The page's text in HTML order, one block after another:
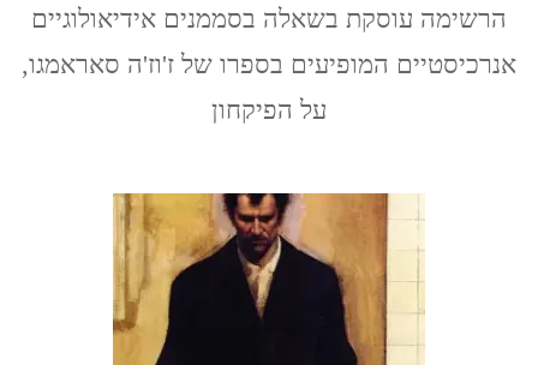
באה
ביטוי
הרשימה עוסקת בשאלה בסממנים אידיאולוגיים
אנרכיסטיים המופיעים בספרו של ז'וז'ה סאראמגו,
על הפיקחון